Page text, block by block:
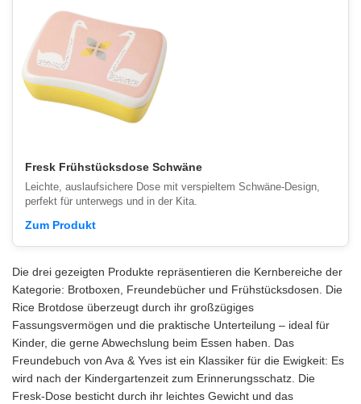
Fresk Frühstücksdose Schwäne
Leichte, auslaufsichere Dose mit verspieltem Schwäne-Design,
perfekt für unterwegs und in der Kita.
Zum Produkt
Die drei gezeigten Produkte repräsentieren die Kernbereiche der
Kategorie: Brotboxen, Freundebücher und Frühstücksdosen. Die
Rice Brotdose überzeugt durch ihr großzügiges
Fassungsvermögen und die praktische Unterteilung – ideal für
Kinder, die gerne Abwechslung beim Essen haben. Das
Freundebuch von Ava & Yves ist ein Klassiker für die Ewigkeit: Es
wird nach der Kindergartenzeit zum Erinnerungsschatz. Die
Fresk-Dose besticht durch ihr leichtes Gewicht und das